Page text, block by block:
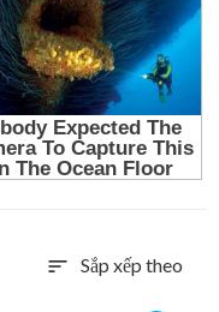
sort Sắp xếp theo